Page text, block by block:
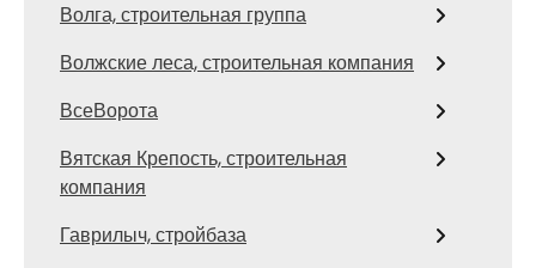
Волга, строительная группа
Волжские леса, строительная компания
ВсеВорота
Вятская Крепость, строительная
компания
Гаврилыч, стройбаза